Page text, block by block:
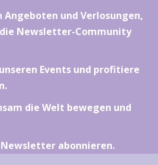
Angeboten und Verlosungen,
Newsletter-Community
Events und profitiere
die Welt bewegen und
abonnieren.